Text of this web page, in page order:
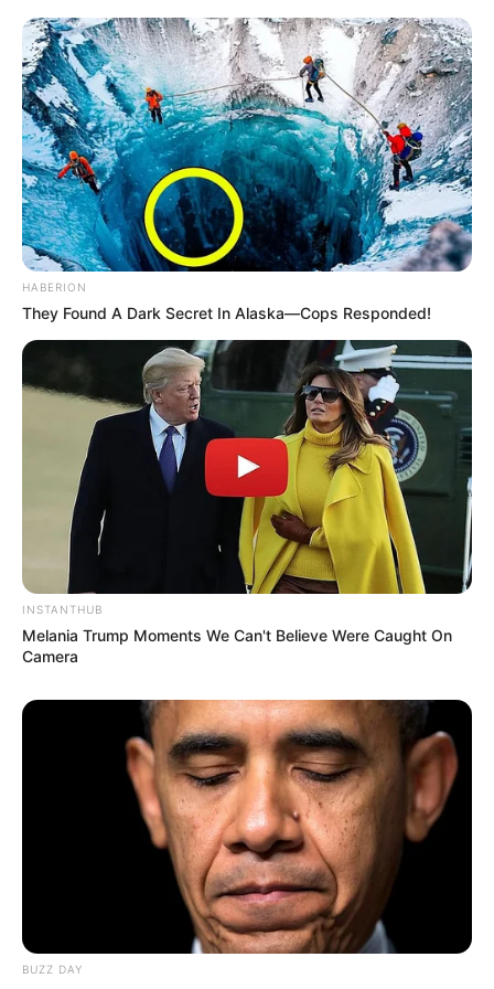
HABERION
They Found A Dark Secret In Alaska—Cops Responded!
INSTANTHUB
Melania Trump Moments We Can't Believe Were Caught On
Camera
BUZZ DAY